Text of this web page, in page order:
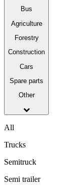
Bus
Agriculture
Forestry
Construction
Cars
Spare parts
Other
All
Trucks
Semitruck
Semi trailer